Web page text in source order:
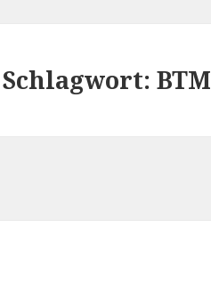
Schlagwort: BTM